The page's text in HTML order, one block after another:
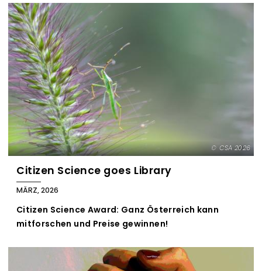
CSA 2026
Citizen Science goes Library
MÄRZ, 2026
Citizen Science Award: Ganz Österreich kann
mitforschen und Preise gewinnen!